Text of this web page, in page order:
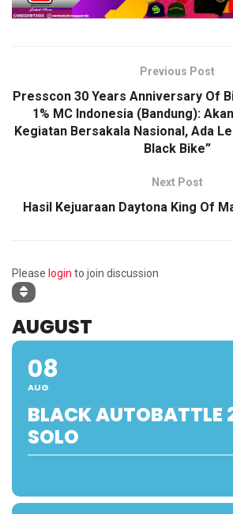
Previous Post
Presscon 30 Years Anniversary Of
1% MC Indonesia (Bandung):
Kegiatan Bersakala Nasional, Ada
Black Bike”
Next Post
Hasil Kejuaraan Daytona King Of
Please login to join discussion
AUGUST
08
AUG
BLACK AUTOBATTLE
SOLO